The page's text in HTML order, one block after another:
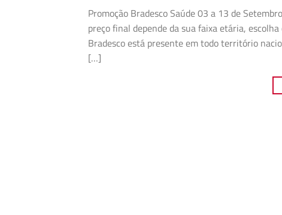
Promoção Bradesco Saúde 03 a 13 de
preço final depende da sua faixa etária,
Bradesco está presente em todo território
[…]